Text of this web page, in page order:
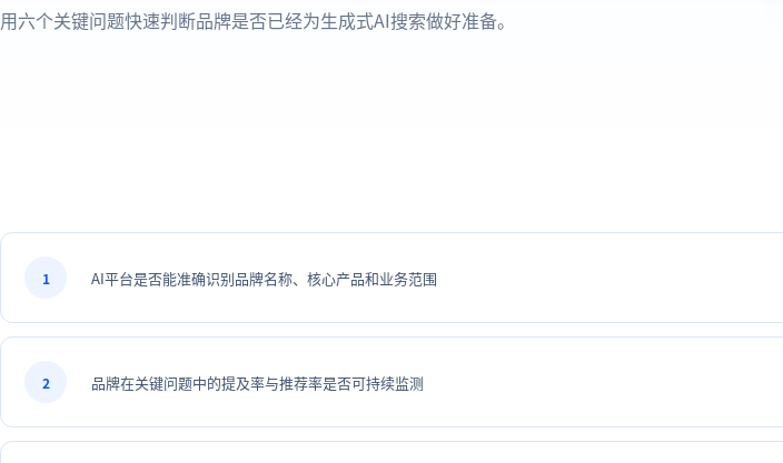
用六个关键问题快速判断品牌是否已经为生成式AI搜索做好准备。
1 AI平台是否能准确识别品牌名称、核心产品和业务范围
2 品牌在关键问题中的提及率与推荐率是否可持续监测